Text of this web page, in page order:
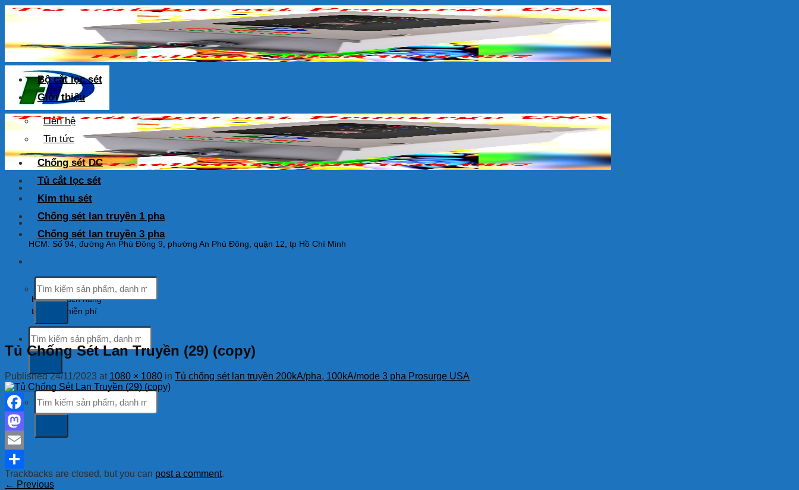
Skip
to
HOTLINE: 0925 038 097
HCM: Số 94, đường An Phú Đông 9, phường An Phú Đông, quận 12, tp Hồ Chí Minh
Hỗ trợ khách hàng
tổng đài miễn phí
Tìm
kiếm:
Tìm
kiếm:
Bộ cắt lọc sét
Giới thiệu
Liên hệ
Tin tức
Chống sét DC
Tủ cắt lọc sét
Kim thu sét
Chống sét lan truyền 1 pha
Chống sét lan truyền 3 pha
Tìm
kiếm:
Tủ Chống Sét Lan Truyền (29) (copy)
Published24/11/2023 at 1080 × 1080 in Tủ chống sét lan truyền 200kA/pha, 100kA/mode 3 pha Prosurge USA
Facebook
Mastodon
Email
Share
Trackbacks are closed, but you can post a comment.
← Previous